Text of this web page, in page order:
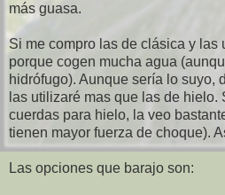
más guasa.
Si me compro las de clásica y las
porque cogen mucha agua
hidrófugo). Aunque sería lo suyo,
las utilizaré mas que las de
cuerdas para hielo, la veo
tienen mayor fuerza de choque).
Las opciones que barajo son: